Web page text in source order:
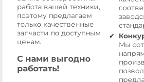
работа вашей техники,
поэтому предлагаем
только качественные
запчасти по доступным
ценам.
С нами выгодно
работать!
Мы